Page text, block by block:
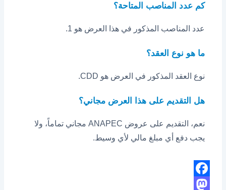
كم عدد المناصب المتاحة؟
عدد المناصب المذكور في هذا العرض هو 1.
ما هو نوع العقد؟
نوع العقد المذكور في العرض هو CDD.
هل التقديم على هذا العرض مجاني؟
نعم، التقديم على عروض ANAPEC مجاني تماماً، ولا
يجب دفع أي مبلغ مالي لأي وسيط.
Facebook